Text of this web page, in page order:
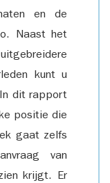
en de
Naast het
kunt u
dit rapport
positie die
gaat zelfs
van
krijgt. Er